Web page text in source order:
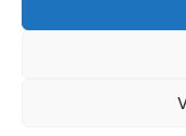
© La Servilleta - El